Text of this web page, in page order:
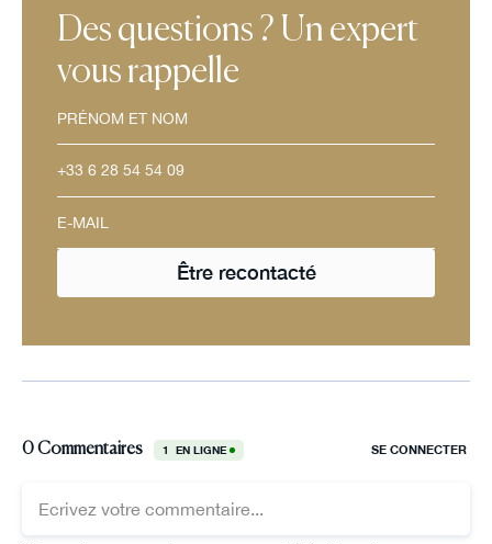
Des questions ? Un expert
vous rappelle